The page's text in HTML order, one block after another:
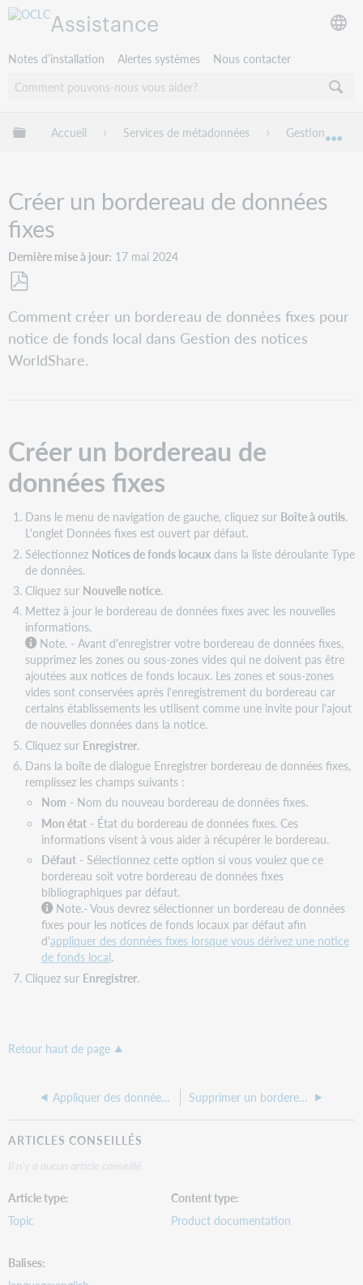
Assistance
Notes d’installation Alertes systèmes Nous contacter
Développer/réduire la hiérarchie globale
Accueil Services de métadonnées Gestion des
Créer un bordereau de données
fixes
Dernière mise à jour 17 mai 2024
en
tant
que
Comment créer un bordereau de données fixes pour
notice de fonds local dans Gestion des notices
WorldShare.
Créer un bordereau de
données fixes
Dans le menu de navigation de gauche, cliquez sur Boîte à outils.
L'onglet Données fixes est ouvert par défaut.
Sélectionnez Notices de fonds locauxdans la liste déroulante Type
de données.
Cliquez sur Nouvelle notice.
Mettez à jour le bordereau de données fixes avec les nouvelles
informations.
Note. - Avant d'enregistrer votre bordereau de données fixes,
supprimez les zones ou sous-zones vides qui ne doivent pas être
ajoutées aux notices de fonds locaux. Les zones et sous-zones
vides sont conservées après l'enregistrement du bordereau car
certains établissements les utilisent comme une invite pour l'ajout
de nouvelles données dans la notice.
Cliquez sur Enregistrer.
Dans la boîte de dialogue Enregistrer bordereau de données fixes,
remplissez les champs suivants :
Nom - Nom du nouveau bordereau de données fixes.
Mon état- État du bordereau de données fixes. Ces
informations visent à vous aider à récupérer le bordereau.
Défaut- Sélectionnez cette option si vous voulez que ce
bordereau soit votre bordereau de données fixes
bibliographiques par défaut.
Note.- Vous devrez sélectionner un bordereau de données
fixes pour les notices de fonds locaux par défaut afin
d'appliquer des données fixes lorsque vous dérivez une notice
de fonds local.
Cliquez sur Enregistrer.
Retour haut de page
Appliquer des données fixes à une notice de fonds local Supprimer un bordereau de données fixes
ARTICLES CONSEILLÉS
Il n'y a aucun article conseillé.
Article type
Topic
Content type
Product documentation
Balises